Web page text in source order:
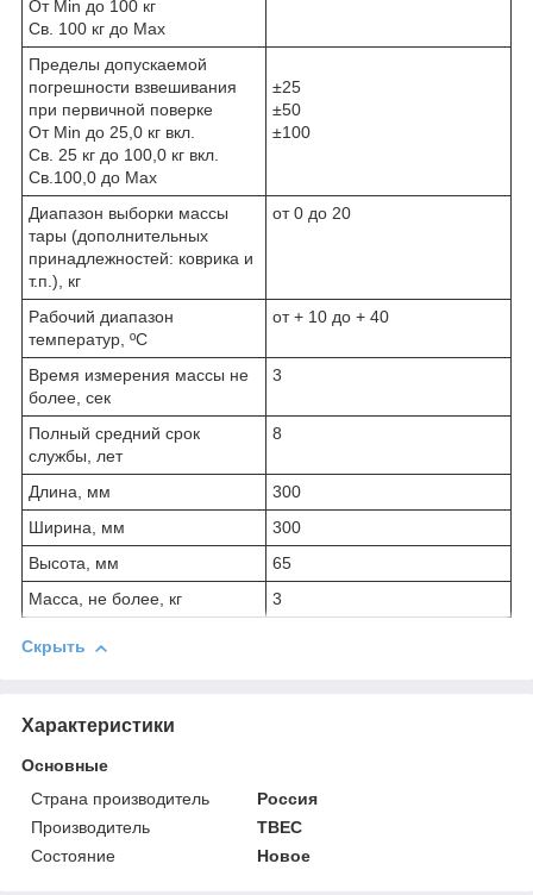
От Min до 100 кг
Св. 100 кг до Мах
Пределы допускаемой
погрешности взвешивания
при первичной поверке
От Min до 25,0 кг вкл.
Св. 25 кг до 100,0 кг вкл.
Св.100,0 до Мах
±25
±50
±100
Диапазон выборки массы
тары (дополнительных
принадлежностей: коврика и
т.п.), кг
от 0 до 20
Рабочий диапазон
температур, ºС
от + 10 до + 40
Время измерения массы не
более, сек
3
Полный средний срок
службы, лет
8
Длина, мм
300
Ширина, мм
300
Высота, мм
65
Масса, не более, кг
3
Скрыть
Характеристики
Основные
Страна производитель
Россия
Производитель
ТВЕС
Состояние
Новое